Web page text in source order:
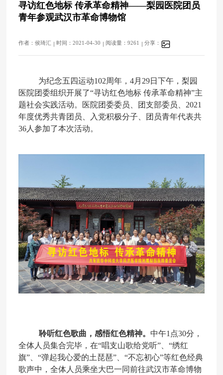
寻访红色地标 传承革命精神——梨园医院团员
青年参观武汉市革命博物馆
作者：侯琦汇 时间：2021-04-30 阅读量：9261 分享：
为纪念五四运动102周年，4月29日下午，梨园
医院团委组织开展了“寻访红色地标 传承革命精神”主
题社会实践活动。医院团委委员、团支部委员、2021
年度优秀共青团员、入党积极分子、团员青年代表共
36人参加了本次活动。
聆听红色歌曲，感悟红色精神。 中午1点30分，
全体人员集合完毕，在“唱支山歌给党听”、“绣红
旗”、“弹起我心爱的土琵琶”、“不忘初心”等红色经典
歌声中，全体人员乘坐大巴一同前往武汉市革命博物